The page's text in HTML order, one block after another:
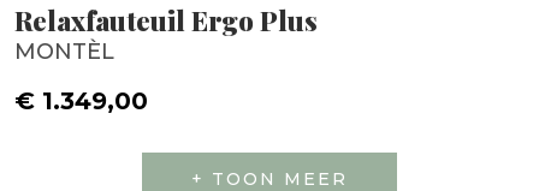
Relaxfauteuil Ergo Plus
MONTÈL
€ 1.349,00
+ TOON MEER